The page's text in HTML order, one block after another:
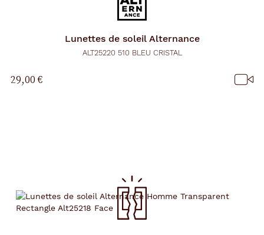
Lunettes de soleil Alternance
ALT25220 510 BLEU CRISTAL
29,00 €